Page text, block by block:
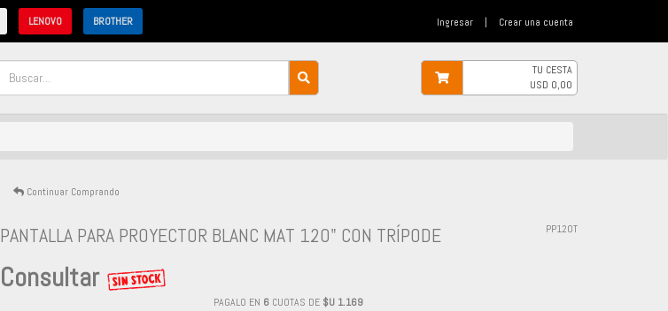
LENOVO BROTHER Ingresar | Crear una cuenta
TU CESTA
USD 0,00
Continuar Comprando
PANTALLA PARA PROYECTOR BLANC MAT 120" CON TRÍPODE PP120T
Consultar
PAGALO EN 6 CUOTAS DE $U 1.169